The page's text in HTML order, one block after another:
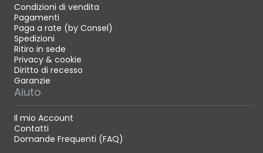
Condizioni di vendita
Pagamenti
Paga a rate (by Consel)
Spedizioni
Ritiro in sede
Privacy & cookie
Diritto di recesso
Garanzie
Aiuto
Il mio Account
Contatti
Domande Frequenti (FAQ)